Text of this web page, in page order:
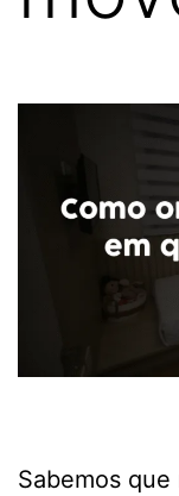
Sabemos